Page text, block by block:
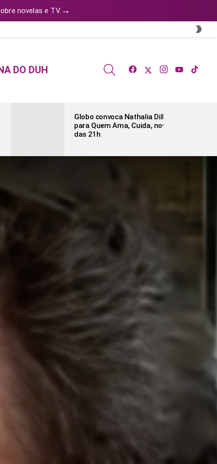
novelas e TV. →
DO DUH SEARCH facebooktwitterinstagramyoutube
Globo convoca Nathalia Dill
para Quem Ama, Cuida, novela
das 21h